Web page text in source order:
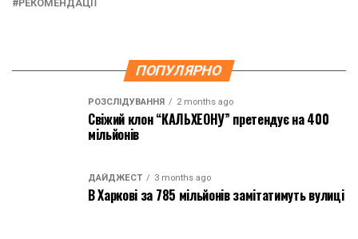
РЕКОМЕНДАЦІЇ
ПОПУЛЯРНО
РОЗСЛІДУВАННЯ 2 months ago
Свіжий клон “КАЛЬХЕОНУ” претендує на 400
мільйонів
ДАЙДЖЕСТ 3 months ago
В Харкові за 785 мільйонів замітатимуть вулиці